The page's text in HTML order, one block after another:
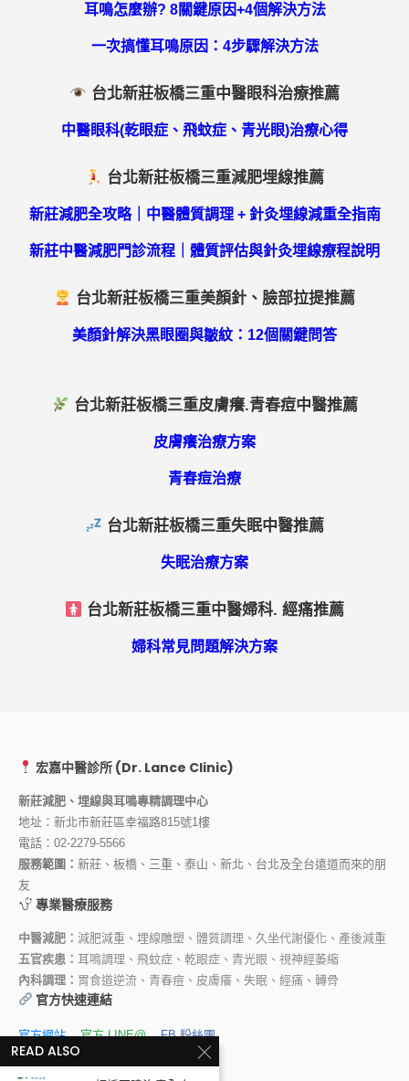
耳鳴怎麼辦? 8關鍵原因+4個解決方法
一次搞懂耳鳴原因：4步驟解決方法
台北新莊板橋三重中醫眼科治療推薦
中醫眼科(乾眼症、飛蚊症、青光眼)治療心得
台北新莊板橋三重減肥埋線推薦
新莊減肥全攻略｜中醫體質調理 + 針灸埋線減重全指南
新莊中醫減肥門診流程｜體質評估與針灸埋線療程說明
台北新莊板橋三重美顏針、臉部拉提推薦
美顏針解決黑眼圈與皺紋：12個關鍵問答
台北新莊板橋三重皮膚癢.青春痘中醫推薦
皮膚癢治療方案
青春痘治療
台北新莊板橋三重失眠中醫推薦
失眠治療方案
台北新莊板橋三重中醫婦科. 經痛推薦
婦科常見問題解決方案
宏嘉中醫診所 (Dr. Lance Clinic)
新莊減肥、埋線與耳鳴專精調理中心
地址：新北市新莊區幸福路815號1樓
電話： 02-2279-5566
服務範圍： 新莊、板橋、三重、泰山、新北、台北及全台遠道而來的朋
友
專業醫療服務
中醫減肥： 減肥減重、埋線雕塑、體質調理、久坐代謝優化、產後減重
五官疾患： 耳鳴調理、飛蚊症、乾眼症、青光眼、視神經萎縮
內科調理： 胃食道逆流、青春痘、皮膚癢、失眠、經痛、轉骨
官方快速連結
官方網站 官方 LINE@
FB 粉絲團
READ ALSO